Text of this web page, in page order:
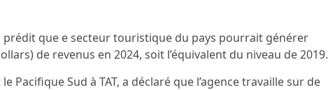
prédit que e secteur touristique du pays pourrait générer
de revenus en 2024, soit l’équivalent du niveau de 2019.
Pacifique Sud à TAT, a déclaré que l’agence travaille sur de